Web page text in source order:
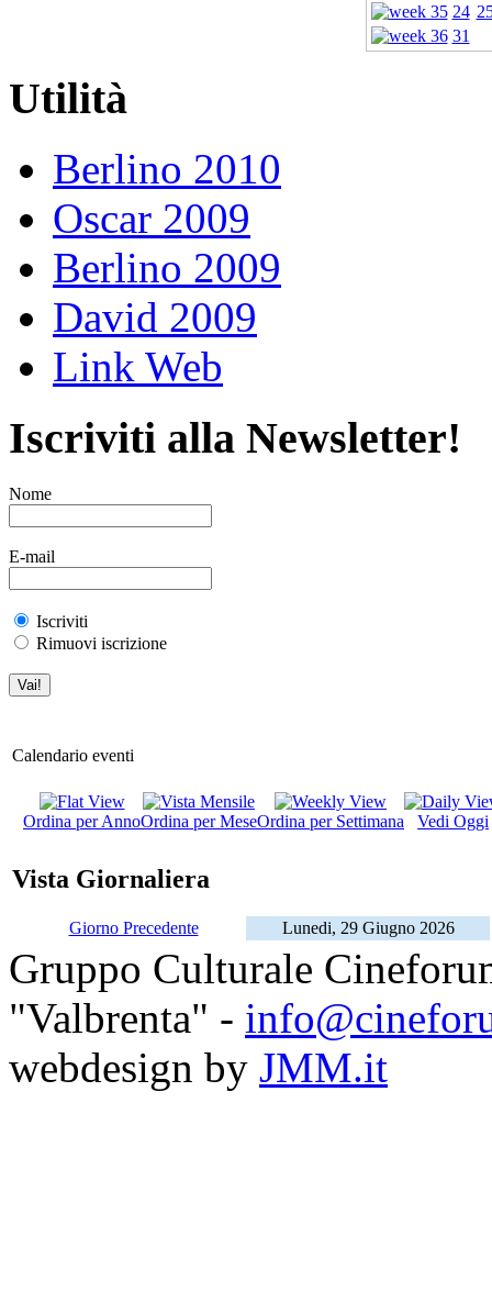
24
31
Utilità
Berlino 2010
Oscar 2009
Berlino 2009
David 2009
Link Web
Iscriviti alla Newsletter!
Nome
E-mail
Iscriviti
Rimuovi iscrizione
Calendario eventi
Ordina per AnnoOrdina per MeseOrdina per Settimana Vedi Oggi
Vista Giornaliera
Giorno Precedente Lunedi, 29 Giugno 2026
Gruppo Culturale
"Valbrenta" -
webdesign by JMM.it